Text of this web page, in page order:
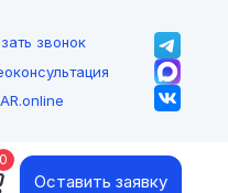
звонок
0
Оставить заявку